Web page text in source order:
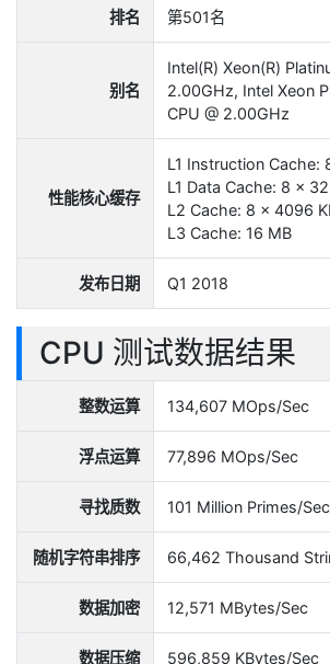
排名 第501名
别名
Intel(R) Xeon(R)
2.00GHz, Intel Xeon
CPU @ 2.00GHz
性能核心缓存
L1 Instruction Cache:
L1 Data Cache: 8 x
L2 Cache: 8 x 4096
L3 Cache: 16 MB
发布日期 Q1 2018
CPU 测试数据结果
整数运算 134,607 MOps/Sec
浮点运算 77,896 MOps/Sec
寻找质数 101 Million Primes/Sec
随机字符串排序 66,462 Thousand
数据加密 12,571 MBytes/Sec
数据压缩 596,859 KBytes/Sec